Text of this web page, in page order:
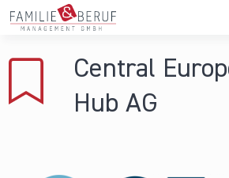
Direkt zum Inhalt
Gemeinden
Central
Hub AG